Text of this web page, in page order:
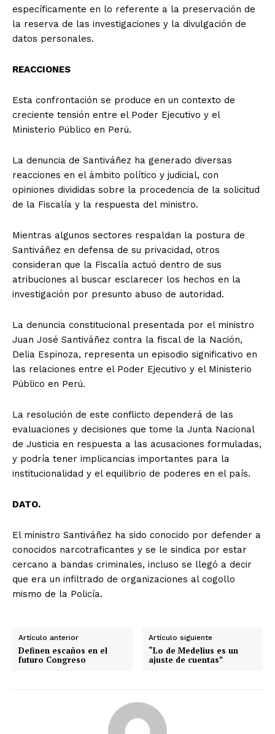
específicamente en lo referente a la preservación de
la reserva de las investigaciones y la divulgación de
datos personales.
REACCIONES
Esta confrontación se produce en un contexto de
creciente tensión entre el Poder Ejecutivo y el
Ministerio Público en Perú.
La denuncia de Santiváñez ha generado diversas
reacciones en el ámbito político y judicial, con
opiniones divididas sobre la procedencia de la solicitud
de la Fiscalía y la respuesta del ministro.
Mientras algunos sectores respaldan la postura de
Santiváñez en defensa de su privacidad, otros
consideran que la Fiscalía actuó dentro de sus
atribuciones al buscar esclarecer los hechos en la
investigación por presunto abuso de autoridad.
La denuncia constitucional presentada por el ministro
Juan José Santiváñez contra la fiscal de la Nación,
Delia Espinoza, representa un episodio significativo en
las relaciones entre el Poder Ejecutivo y el Ministerio
Público en Perú.
La resolución de este conflicto dependerá de las
evaluaciones y decisiones que tome la Junta Nacional
de Justicia en respuesta a las acusaciones formuladas,
y podría tener implicancias importantes para la
institucionalidad y el equilibrio de poderes en el país.
DATO.
El ministro Santiváñez ha sido conocido por defender a
conocidos narcotraficantes y se le sindica por estar
cercano a bandas criminales, incluso se llegó a decir
que era un infiltrado de organizaciones al cogollo
mismo de la Policía.
Artículo anterior
Definen escaños en el
futuro Congreso
Artículo siguiente
“Lo de Medelius es un
ajuste de cuentas”